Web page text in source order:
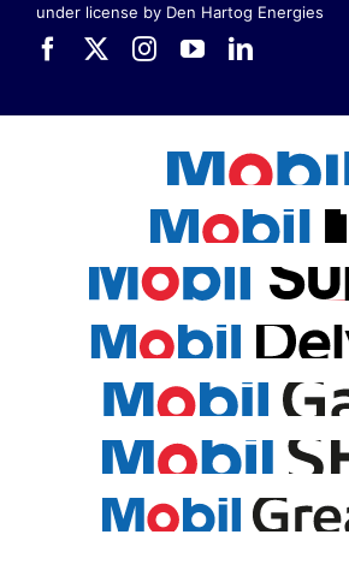
under license by Den Hartog Energies